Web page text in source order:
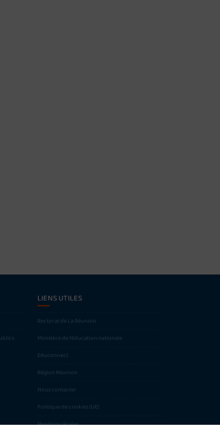
LIENS UTILES
Rectorat de La Réunion
Ministère de l’éducation nationale
Educonnect
Région Réunion
Nous contacter
Politique de cookies (UE)
Mentions légales